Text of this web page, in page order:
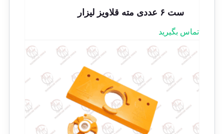
ست ۶ عددی مته قلاویز لیزار
تماس بگیرید